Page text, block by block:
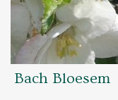
Bach Bloesem